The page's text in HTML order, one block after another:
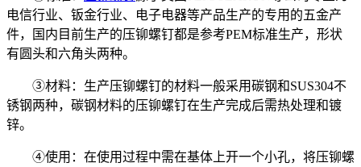
电信行业、钣金行业、电子电器等产品生产的专用的五金产
件，国内目前生产的压铆螺钉都是参考PEM标准生产，形状
有圆头和六角头两种。
③材料：生产压铆螺钉的材料一般采用碳钢和SUS304不
锈钢两种，碳钢材料的压铆螺钉在生产完成后需热处理和镀
锌。
④使用：在使用过程中需在基体上开一个小孔，将压铆螺